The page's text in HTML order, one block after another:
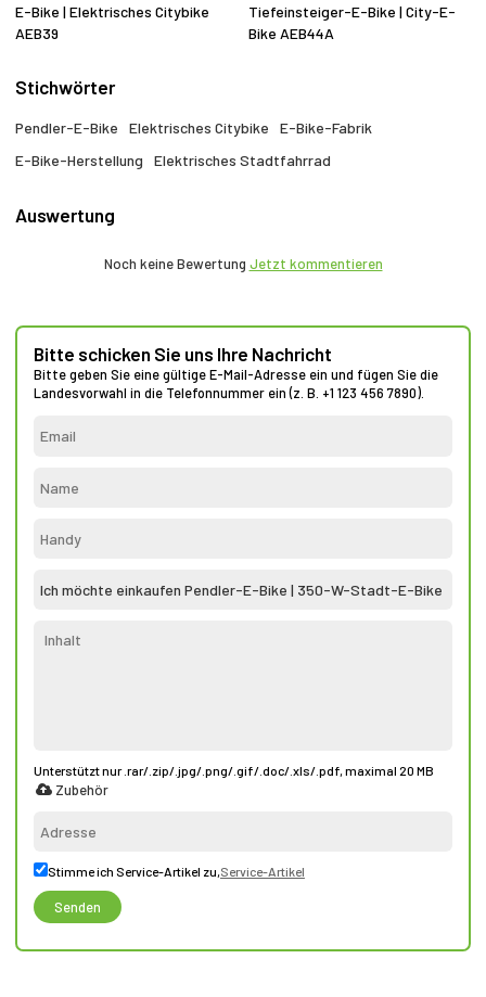
E-Bike | Elektrisches Citybike
AEB39
Tiefeinsteiger-E-Bike | City-E-
Bike AEB44A
Stichwörter
Pendler-E-Bike Elektrisches Citybike
E-Bike-Fabrik
E-Bike-Herstellung
Elektrisches Stadtfahrrad
Auswertung
Noch keine Bewertung Jetzt kommentieren
Bitte schicken Sie uns Ihre Nachricht
Bitte geben Sie eine gültige E-Mail-Adresse ein und fügen Sie die
Landesvorwahl in die Telefonnummer ein (z. B. +1 123 456 7890).
Unterstützt nur .rar/.zip/.jpg/.png/.gif/.doc/.xls/.pdf, maximal 20 MB
Zubehör
Stimme ich Service-Artikel zu,Service-Artikel
Senden